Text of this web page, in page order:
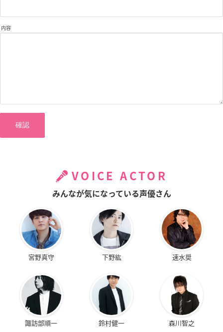
内容
VOICE ACTOR
みんなが気になっている声優さん
宮野真守 下野紘 速水奨
諏訪部順一 鈴村健一 森川智之